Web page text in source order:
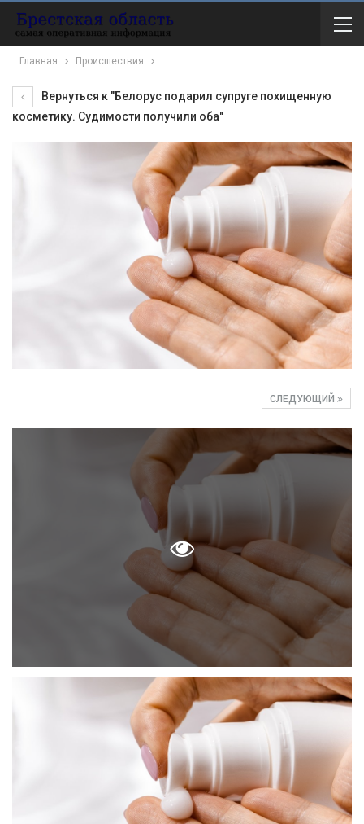
Главная Происшествия
Вернуться к "Белорус подарил супруге похищенную
косметику. Судимости получили оба"
СЛЕДУЮЩИЙ